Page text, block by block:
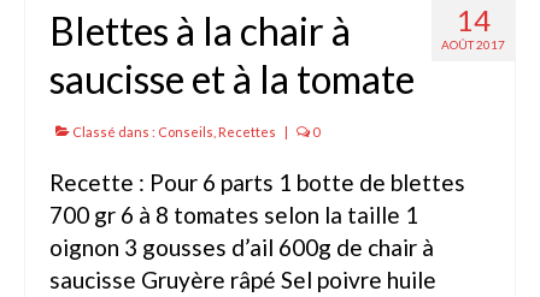
Bio
Fraicheurs d’Antan
Potagères
Salades
Tomates
Fèves
14
AOÛT 2017
Blettes à la chair à
saucisse et à la tomate
Classé dans : Conseils Recettes 0
Recette : Pour 6 parts 1 botte de blettes
700 gr 6 à 8 tomates selon la taille 1
oignon 3 gousses d’ail 600g de chair à
saucisse Gruyère râpé Sel poivre huile